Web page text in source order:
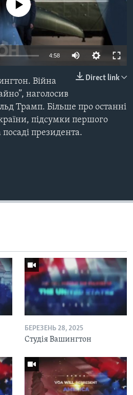
480p
1080p
currently available
4:58
240p
480p
720p
Direct link
Війна
наголосив
Трамп. Більше про останні
підсумки першого
президента.
БЕРЕЗЕНЬ 28, 2025
Студія Вашингтон